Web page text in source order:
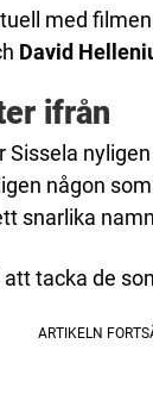
med
David
ifrån
Sissela
någon
snarlika
att tacka de